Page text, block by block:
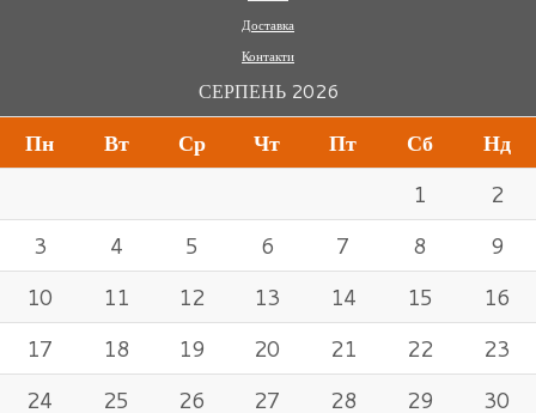
Доставка
Контакти
СЕРПЕНЬ 2026
Пн Вт Ср Чт Пт Сб
Нд
1
2
3
4 5 6 7 8
9
10
11 12 13 14 15
16
17
18 19 20 21 22
23
24
25 26 27 28 29 30